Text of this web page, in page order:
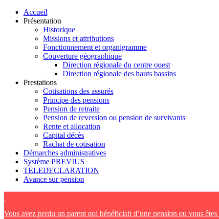
Accueil
Présentation
Historique
Missions et attributions
Fonctionnement et organigramme
Couverture géographique
Direction régionale du centre ouest
Direction régionale des hauts bassins
Prestations
Cotisations des assurés
Principe des pensions
Pension de retraite
Pension de reversion ou pension de survivants
Rente et allocation
Capital décès
Rachat de cotisation
Démarches administratives
Système PREVIUS
TELEDECLARATION
Avance sur pension
.
Vous avez perdu un parent qui bénéficiait d’une pension ou vous